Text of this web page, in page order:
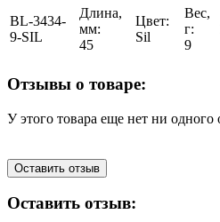
BL-3434-
9-SIL
Длина,
мм:
45
Цвет:
Sil
Вес,
г:
9
Отзывы о товаре:
У этого товара еще нет ни одного
Оставить отзыв
Оставить отзыв: